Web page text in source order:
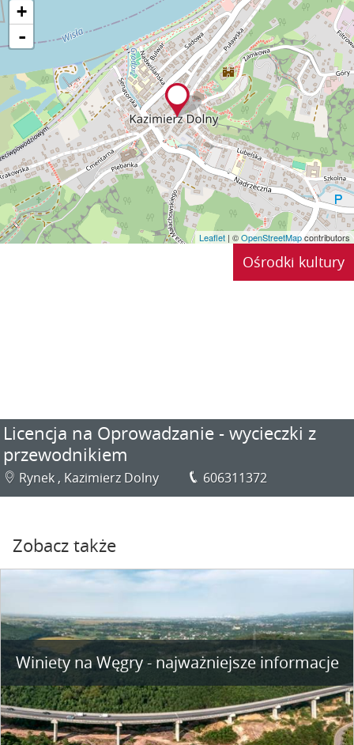
+
-
Leaflet | ©OpenStreetMapcontributors
Ośrodki kultury
Licencja na Oprowadzanie - wycieczki z
przewodnikiem
Rynek , Kazimierz Dolny 606311372
Zobacz także
Winiety na Węgry - najważniejsze informacje